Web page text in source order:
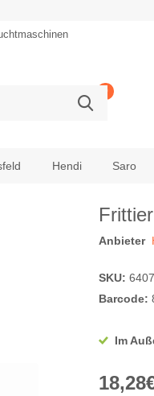
0
Hendi Saro
Anbieter
SKU:
Barcode:
Im